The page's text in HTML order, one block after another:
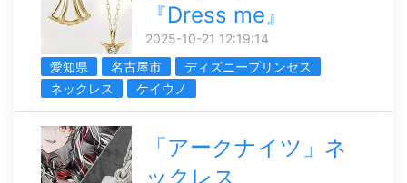
『Dress me』
2025-10-21 12:19:14
愛知県
名古屋市
ディズニープリンセス
ネックレス
ケイウノ
「アークナイツ」ネ
ックレス